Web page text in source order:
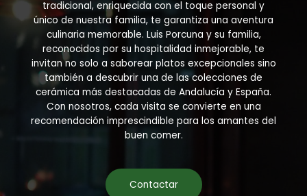
tradicional, enriquecida con el toque personal y
único de nuestra familia, te garantiza una aventura
culinaria memorable. Luis Porcuna y su familia,
reconocidos por su hospitalidad inmejorable, te
invitan no solo a saborear platos excepcionales sino
también a descubrir una de las colecciones de
cerámica más destacadas de Andalucía y España.
Con nosotros, cada visita se convierte en una
recomendación imprescindible para los amantes del
buen comer.
Contactar